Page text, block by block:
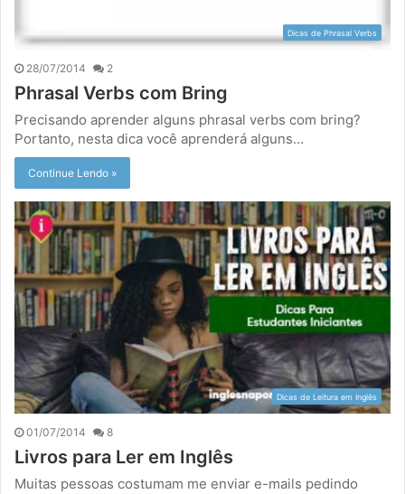
Dicas de Phrasal Verbs
28/07/2014 2
Phrasal Verbs com Bring
Precisando aprender alguns phrasal verbs com bring?
Portanto, nesta dica você aprenderá alguns…
Continue Lendo »
Dicas de Leitura em Inglês
01/07/2014 8
Livros para Ler em Inglês
Muitas pessoas costumam me enviar e-mails pedindo